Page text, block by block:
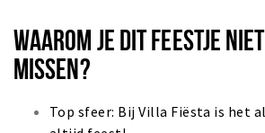
WAAROM JE DIT FEESTJE
MISSEN?
Top sfeer: Bij Villa Fiësta is het